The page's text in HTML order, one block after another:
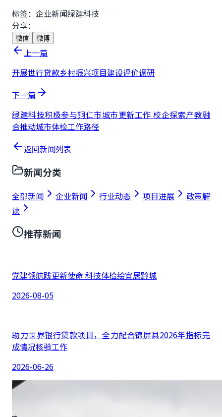
标签： 企业新闻绿建科技
分享：
微信 微博
上一篇
开展世行贷款乡村振兴项目建设评价调研
下一篇
绿建科技积极参与铜仁市城市更新工作 校企探索产教融
合推动城市体检工作路径
返回新闻列表
新闻分类
全部新闻 企业新闻 行业动态 项目进展
政策解
读
推荐新闻
党建领航践更新使命 科技体检绘宜居黔城
2026-08-05
助力世界银行贷款项目，全力配合锦屏县2026年指标完
成情况核验工作
2026-06-26